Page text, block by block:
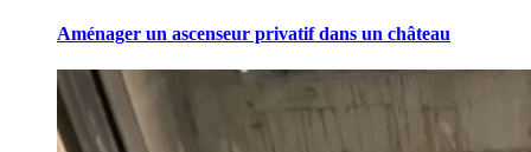
Aménager un ascenseur privatif dans un château